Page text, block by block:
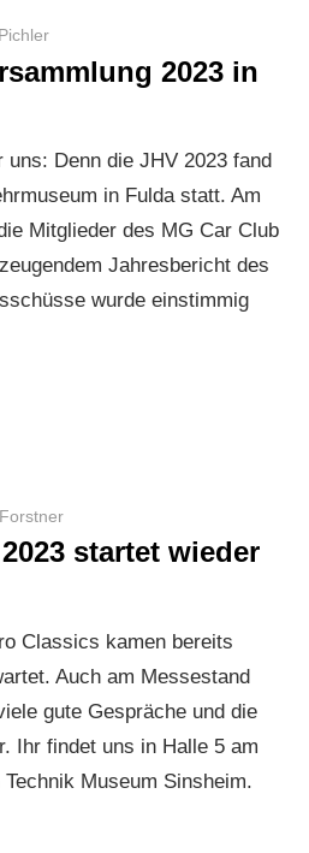
2023 in
Denn die JHV 2023 fand
in Fulda statt. Am
Mitglieder des MG Car Club
Jahresbericht des
wurde einstimmig
startet wieder
Classics kamen bereits
Auch am Messestand
gute Gespräche und die
Ihr findet uns in Halle 5 am
Technik Museum Sinsheim.